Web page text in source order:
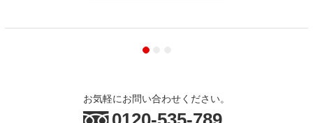
お気軽にお問い合わせください。